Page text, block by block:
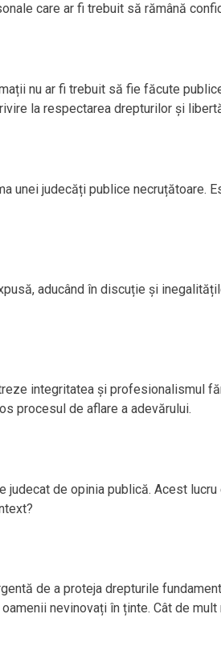
care ar fi trebuit să rămână
nu ar fi trebuit să fie făcute
la respectarea drepturilor și
unei judecăți publice necruțătoare.
aducând în discuție și
integritatea și profesionalismul
procesul de aflare a adevărului.
de opinia publică. Acest
de a proteja drepturile
nevinovați în ținte. Cât de